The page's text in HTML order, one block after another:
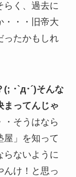
らく、過去に
・・・旧帝大
ったかもしれ
(; ･`д･´)そんな
まってんじゃ
・そうはなら
屋」を知って
らないように
んけ！と思っ